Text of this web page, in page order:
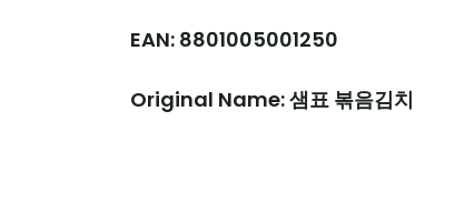
EAN: 8801005001250
Original Name: 샘표 볶음김치